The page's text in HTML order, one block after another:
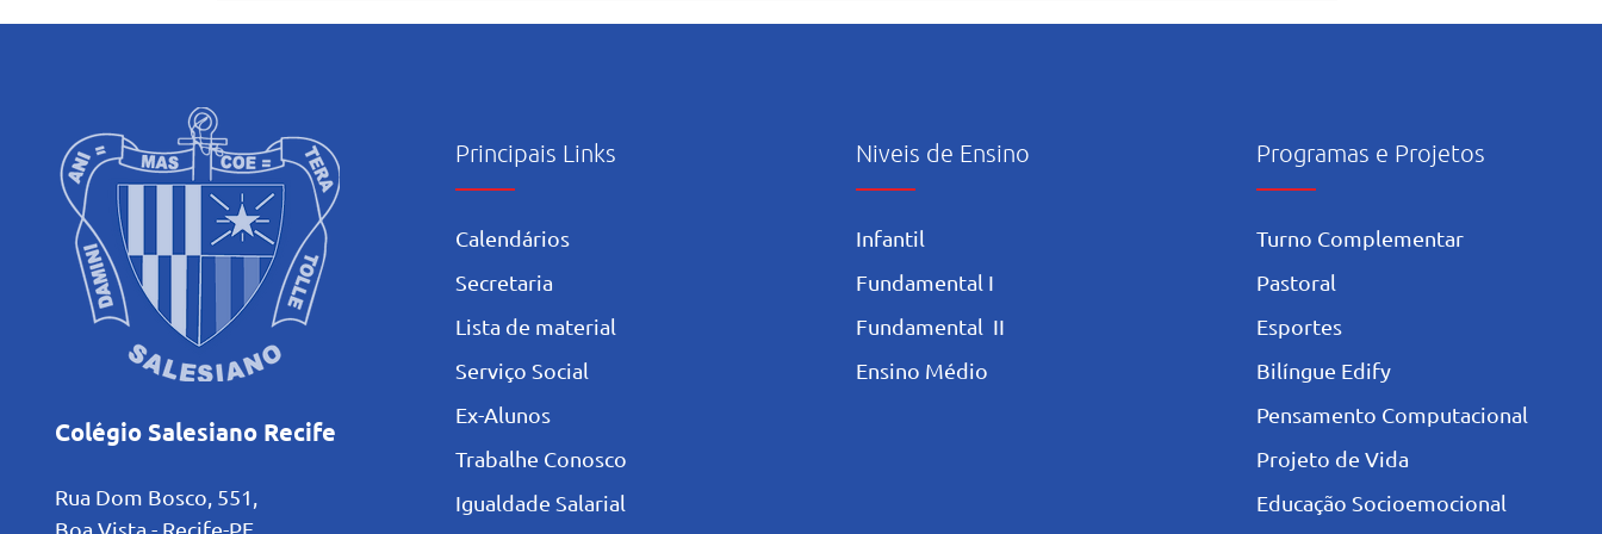
Colégio Salesiano Recife
Rua Dom Bosco, 551,
Boa Vista - Recife-PE
Principais Links
Calendários
Secretaria
L ista de material
Serviço Social
Ex-Alunos
Trabalhe Conosco
Igualdade Salarial
Niveis de Ensino
Infantil
Fundamental I
Fundamental II
Ensino Médio
Programas e Projetos
Turno Complementar
Pastoral
Esportes
Bilíngue Edify
Pensamento Computacional
Projeto de Vida
Educação Socioemocional